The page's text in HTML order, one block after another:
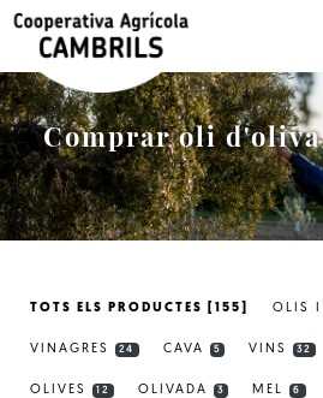
Comprar oli
TOTS ELS PRODUCTES [155] OLIS I
VINAGRES 24 CAVA 5 VINS 32
OLIVES 12 OLIVADA 3 MEL 6
BOTIGA
LA COOPERATIVA
OLEOTOUR
PRODUCTES
EL NOSTRE OLI